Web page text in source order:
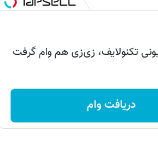
دریافت وام